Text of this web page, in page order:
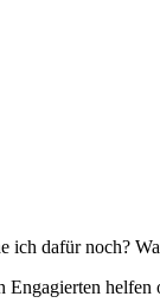
ich dafür noch?
helfen